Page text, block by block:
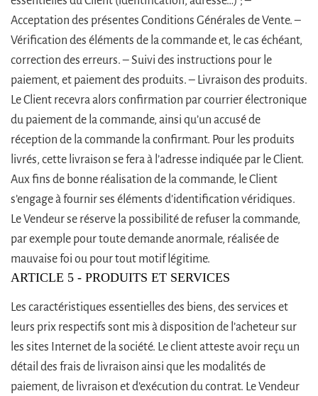
Acceptation des présentes Conditions Générales de Vente. –
Vérification des éléments de la commande et, le cas échéant,
correction des erreurs. – Suivi des instructions pour le
paiement, et paiement des produits. – Livraison des produits.
Le Client recevra alors confirmation par courrier électronique
du paiement de la commande, ainsi qu’un accusé de
réception de la commande la confirmant. Pour les produits
livrés, cette livraison se fera à l’adresse indiquée par le Client.
Aux fins de bonne réalisation de la commande, le Client
s’engage à fournir ses éléments d’identification véridiques.
Le Vendeur se réserve la possibilité de refuser la commande,
par exemple pour toute demande anormale, réalisée de
mauvaise foi ou pour tout motif légitime.
ARTICLE 5 - PRODUITS ET SERVICES
Les caractéristiques essentielles des biens, des services et
leurs prix respectifs sont mis à disposition de l’acheteur sur
les sites Internet de la société. Le client atteste avoir reçu un
détail des frais de livraison ainsi que les modalités de
paiement, de livraison et d’exécution du contrat. Le Vendeur